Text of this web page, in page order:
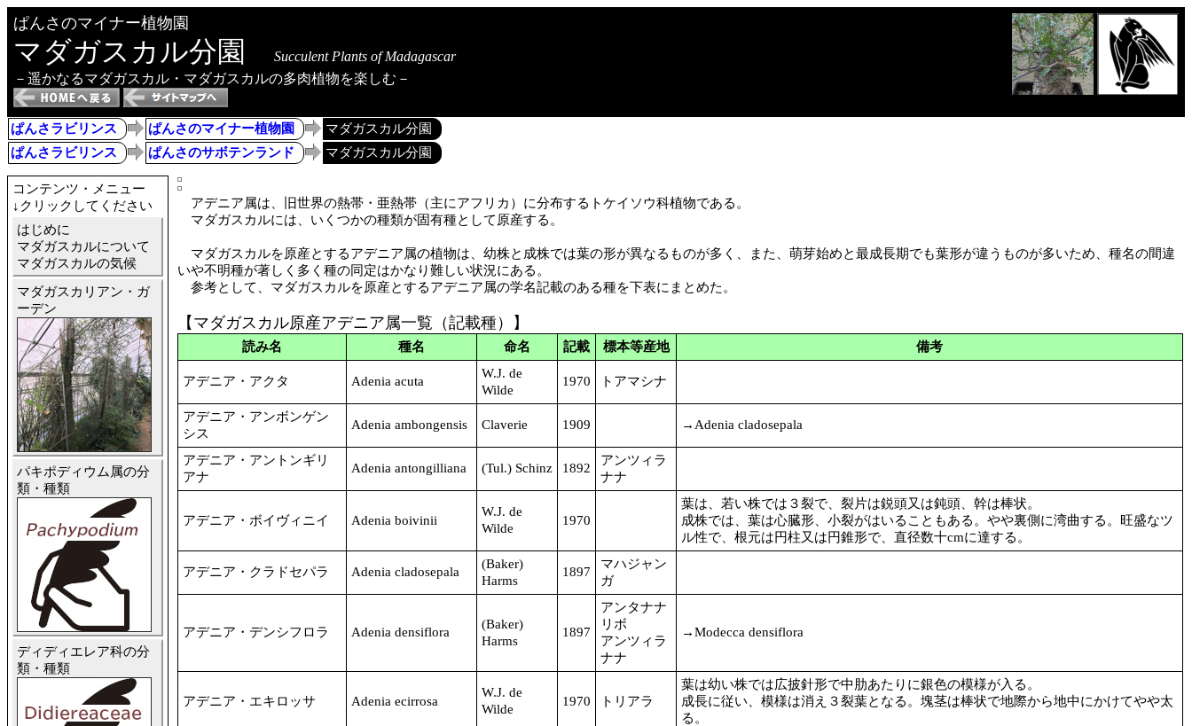
ぱんさのマイナー植物園
マダガスカル分園
Succulent Plants of Madagascar
－遥かなるマダガスカル・マダガスカルの多肉植物を楽しむ－
ぱんさラビリンス ぱんさのマイナー植物園
マダガスカル分園
ぱんさラビリンス
ぱんさのサボテンランド マダガスカル分園
コンテンツ・メニュー
↓クリックしてください
はじめに
マダガスカルについて
マダガスカルの気候
マダガスカリアン・ガ
ーデン
パキポディウム属の分
類・種類
ディディエレア科の分
類・種類
アデニア属は、旧世界の熱帯・亜熱帯（主にアフリカ）に分布するトケイソウ科植物である。
マダガスカルには、いくつかの種類が固有種として原産する。
マダガスカルを原産とするアデニア属の植物は、幼株と成株では葉の形が異なるものが多く、また、萌芽始めと最成長期でも葉形が違うものが多いため、種名の間違
いや不明種が著しく多く種の同定はかなり難しい状況にある。
参考として、マダガスカルを原産とするアデニア属の学名記載のある種を下表にまとめた。
【マダガスカル原産アデニア属一覧（記載種）】
読み名 種名 命名 記載 標本等産地 備考
アデニア・アクタ Adenia acuta
W.J. de
Wilde
1970 トアマシナ
アデニア・アンボンゲン
シス
Adenia ambongensis Claverie 1909 →Adenia cladosepala
アデニア・アントンギリ
アナ
Adenia antongilliana (Tul.) Schinz 1892
アンツィラ
ナナ
アデニア・ボイヴィニイ Adenia boivinii
W.J. de
Wilde
1970
葉は、若い株では３裂で、裂片は鋭頭又は鈍頭、幹は棒状。
成株では、葉は心臓形、小裂がはいることもある。やや裏側に湾曲する。旺盛なツ
ル性で、根元は円柱又は円錐形で、直径数十cmに達する。
アデニア・クラドセパラ Adenia cladosepala
(Baker)
Harms
1897
マハジャン
ガ
アデニア・デンシフロラ Adenia densiflora
(Baker)
Harms
1897
アンタナナ
リボ
アンツィラ
ナナ
→Modecca densiflora
アデニア・エキロッサ Adenia ecirrosa
W.J. de
Wilde
1970 トリアラ
葉は幼い株では広披針形で中肋あたりに銀色の模様が入る。
成長に従い、模様は消え３裂葉となる。塊茎は棒状で地際から地中にかけてやや太
る。